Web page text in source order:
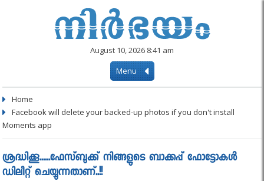
August 10, 2026 8:41 am
Menu
Home
Facebook will delete your backed-up photos if you don't install
Moments app
ശ്രദ്ധിക്കൂ......ഫേസ്ബുക്ക് നിങ്ങളുടെ ബാക്കപ്പ് ഫോട്ടോകള്‍
ഡിലീറ്റ് ചെയ്യുന്നതാണ്‌..!!